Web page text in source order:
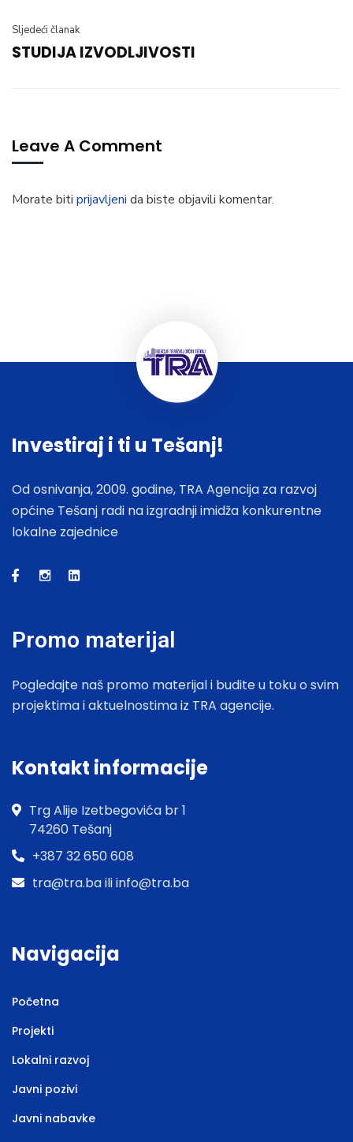
Sljedeći članak
STUDIJA IZVODLJIVOSTI
Leave A Comment
Morate biti prijavljeni da biste objavili komentar.
Investiraj i ti u Tešanj!
Od osnivanja, 2009. godine, TRA Agencija za razvoj
općine Tešanj radi na izgradnji imidža konkurentne
lokalne zajednice
Promo materijal
Pogledajte naš promo materijal i budite u toku o svim
projektima i aktuelnostima iz TRA agencije.
Kontakt informacije
Trg Alije Izetbegovića br 1
74260 Tešanj
+387 32 650 608
tra@tra.ba ili info@tra.ba
Navigacija
Početna
Projekti
Lokalni razvoj
Javni pozivi
Javni nabavke